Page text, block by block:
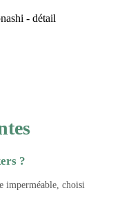
?
imperméable, choisi